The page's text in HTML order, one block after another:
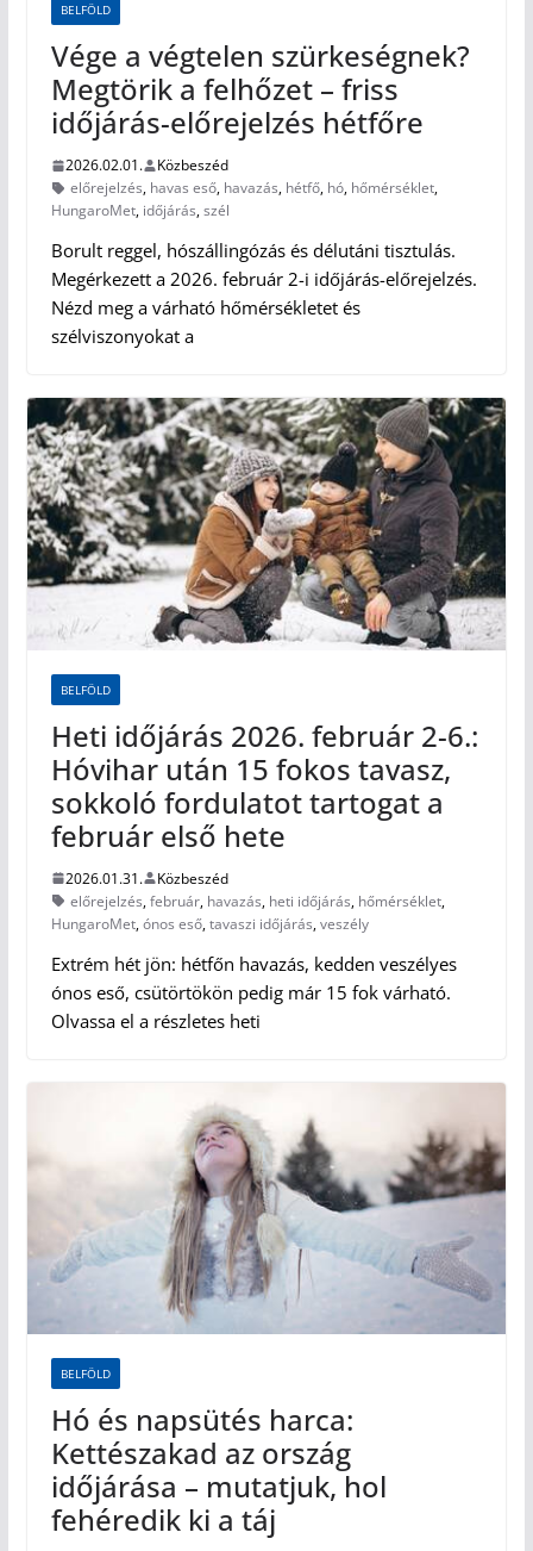
BELFÖLD
Vége a végtelen szürkeségnek?
Megtörik a felhőzet – friss
időjárás-előrejelzés hétfőre
2026.02.01.
Közbeszéd
előrejelzés, havas eső, havazás, hétfő, hó, hőmérséklet,
HungaroMet, időjárás,szél
Borult reggel, hószállingózás és délutáni tisztulás.
Megérkezett a 2026. február 2-i időjárás-előrejelzés.
Nézd meg a várható hőmérsékletet és
szélviszonyokat a
BELFÖLD
Heti időjárás 2026. február 2-6.:
Hóvihar után 15 fokos tavasz,
sokkoló fordulatot tartogat a
február első hete
2026.01.31.
Közbeszéd
előrejelzés,február, havazás, heti időjárás, hőmérséklet,
HungaroMet,ónos eső,tavaszi időjárás,veszély
Extrém hét jön: hétfőn havazás, kedden veszélyes
ónos eső, csütörtökön pedig már 15 fok várható.
Olvassa el a részletes heti
BELFÖLD
Hó és napsütés harca:
Kettészakad az ország
időjárása – mutatjuk, hol
fehéredik ki a táj